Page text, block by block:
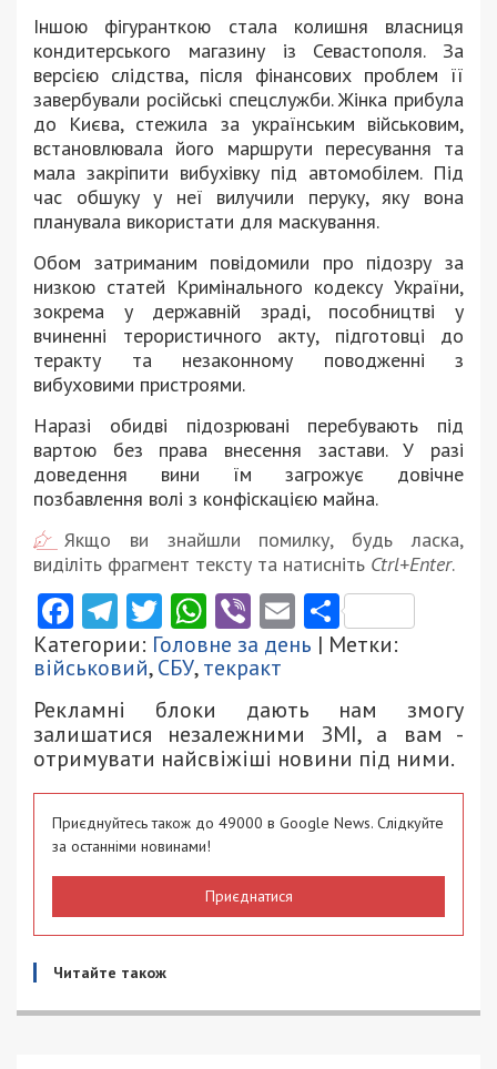
Іншою фігуранткою стала колишня власниця
кондитерського магазину із Севастополя. За
версією слідства, після фінансових проблем її
завербували російські спецслужби. Жінка прибула
до Києва, стежила за українським військовим,
встановлювала його маршрути пересування та
мала закріпити вибухівку під автомобілем. Під
час обшуку у неї вилучили перуку, яку вона
планувала використати для маскування.
Обом затриманим повідомили про підозру за
низкою статей Кримінального кодексу України,
зокрема у державній зраді, пособництві у
вчиненні терористичного акту, підготовці до
теракту та незаконному поводженні з
вибуховими пристроями.
Наразі обидві підозрювані перебувають під
вартою без права внесення застави. У разі
доведення вини їм загрожує довічне
позбавлення волі з конфіскацією майна.
Якщо ви знайшли помилку, будь ласка,
виділіть фрагмент тексту та натисніть Ctrl+Enter.
Facebook
Telegram
Twitter
WhatsApp
ViberEmail
Категории: Головне за день | Метки:
військовий,СБУ,текракт
Рекламні блоки дають нам змогу
залишатися незалежними ЗМІ, а вам -
отримувати найсвіжіші новини під ними.
Приєднуйтесь також до 49000 в Google News. Слідкуйте
за останніми новинами!
Приєднатися
Читайте також